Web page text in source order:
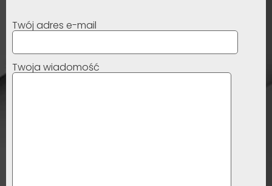
Twój adres e-mail
Twoja wiadomość